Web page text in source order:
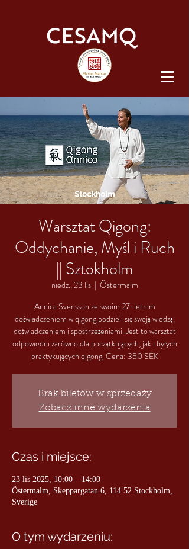
Warsztat Qigong:
Oddychanie, Myśl i Ruch
|| Sztokholm
niedz., 23 lis
  |
Östermalm
Annica Svensson ze swoim 27-letnim
doświadczeniem w qigong podzieli się swoją wiedzą,
doświadczeniem i spostrzeżeniami. Jest to warsztat
odpowiedni zarówno dla początkujących, jak i byłych
praktykujących qigong. Cena: 350 SEK
Brak biletów w sprzedaży
Zobacz inne wydarzenia
Czas i miejsce:
23 lis 2025, 10:00 – 14:00
Östermalm, Skeppargatan 6, 114 52 Stockholm,
Sverige
O tym wydarzeniu: